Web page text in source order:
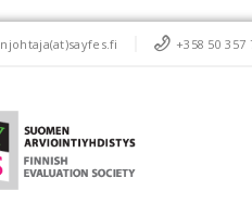
+358 50 357